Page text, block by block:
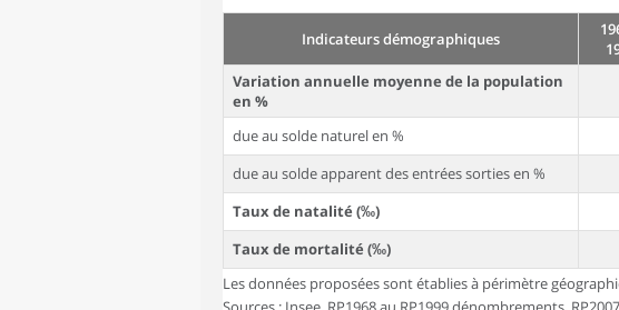
Indicateurs démographiques
Variation annuelle moyenne de la population
en %
due au solde naturel en %
due au solde apparent des entrées sorties en %
Taux de natalité (‰)
Taux de mortalité (‰)
Les données proposées sont établies à périmètre